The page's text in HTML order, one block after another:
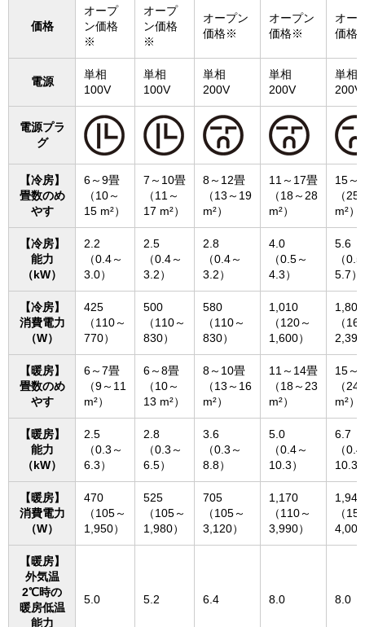
価格
オープ
ン価格
※
オープ
ン価格
※
オープン
価格※
オープン
価格※
オー
価格
電源
単相
100V
単相
100V
単相
200V
単相
200V
単相
200V
電源プラ
グ
【冷房】
畳数のめ
やす
6～9畳
（10～
15 m²）
7～10畳
（11～
17 m²）
8～12畳
（13～19
m²）
11～17畳
（18～28
m²）
15～
（25
m²）
【冷房】
能力
（kW）
2.2
（0.4～
3.0）
2.5
（0.4～
3.2）
2.8
（0.4～
3.2）
4.0
（0.5～
4.3）
5.6
（
5.7）
【冷房】
消費電力
（W）
425
（110～
770）
500
（110～
830）
580
（110～
830）
1,010
（120～
1,600）
1,800
（
【暖房】
畳数のめ
やす
6～7畳
（9～11
m²）
6～8畳
（10～
13 m²）
8～10畳
（13～16
m²）
11～14畳
（18～23
m²）
15～
（24
m²）
【暖房】
能力
（kW）
2.5
（0.3～
6.3）
2.8
（0.3～
6.5）
3.6
（0.3～
8.8）
5.0
（0.4～
10.3）
6.7
（
10.3
【暖房】
消費電力
（W）
470
（105～
1,950）
525
（105～
1,980）
705
（105～
3,120）
1,170
（110～
3,990）
1,940
（
【暖房】
外気温
2℃時の
暖房低温
能力
5.0 5.2 6.4 8.0 8.0